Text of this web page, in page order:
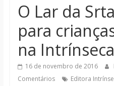
livros,
filmes,
séries
notícias
O Lar da
para
na Intrínseca
16 de novembro de 2016
Comentários
Editora